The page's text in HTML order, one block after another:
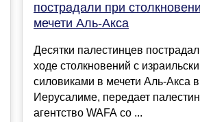
пострадали при
мечети Аль-Акса
Десятки палестинцев
ходе столкновений с
силовиками в мечети Аль-Акса в
Иерусалиме, передает
агентство WAFA со ...